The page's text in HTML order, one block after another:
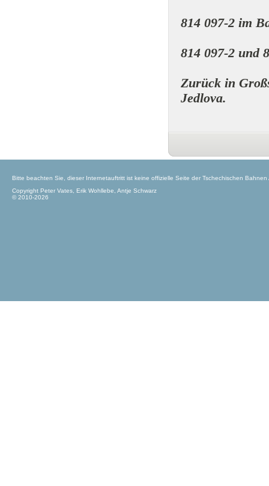
814 097-2 im
814 097-2 und
Zurück in
Jedlova.
Bitte beachten Sie, dieser Internetauftritt ist keine offizielle Seite der Tschechischen
Copyright Peter Vates, Erik Wohllebe, Antje Schwarz
© 2010-2026